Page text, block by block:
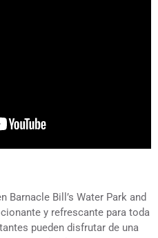
Barnacle Bill’s Water Park and
y refrescante para toda
pueden disfrutar de una